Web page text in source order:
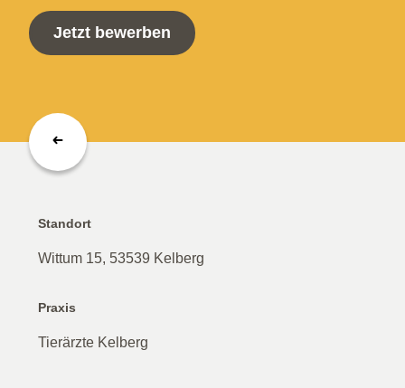
Jetzt bewerben
Standort
Wittum 15, 53539 Kelberg
Praxis
Tierärzte Kelberg